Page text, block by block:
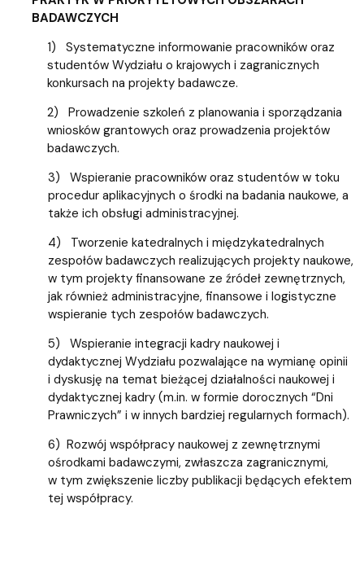
BADAWCZYCH
1) Systematyczne informowanie pracowników oraz
studentów Wydziału o krajowych i zagranicznych
konkursach na projekty badawcze.
2) Prowadzenie szkoleń z planowania i sporządzania
wniosków grantowych oraz prowadzenia projektów
badawczych.
3) Wspieranie pracowników oraz studentów w toku
procedur aplikacyjnych o środki na badania naukowe, a
także ich obsługi administracyjnej.
4) Tworzenie katedralnych i międzykatedralnych
zespołów badawczych realizujących projekty naukowe,
w tym projekty finansowane ze źródeł zewnętrznych,
jak również administracyjne, finansowe i logistyczne
wspieranie tych zespołów badawczych.
5) Wspieranie integracji kadry naukowej i
dydaktycznej Wydziału pozwalające na wymianę opinii
i dyskusję na temat bieżącej działalności naukowej i
dydaktycznej kadry (m.in. w formie dorocznych “Dni
Prawniczych” i w innych bardziej regularnych formach).
6) Rozwój współpracy naukowej z zewnętrznymi
ośrodkami badawczymi, zwłaszcza zagranicznymi,
w tym zwiększenie liczby publikacji będących efektem
tej współpracy.